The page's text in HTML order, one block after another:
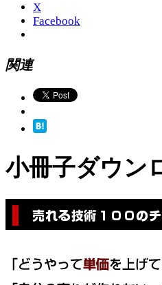
X
Facebook
関連
小冊子ダウン